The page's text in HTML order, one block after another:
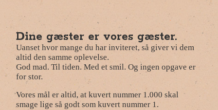
Dine gæster er vores gæster.
Uanset hvor mange du har inviteret, så giver vi dem
altid den samme oplevelse.
God mad. Til tiden. Med et smil. Og ingen opgave er
for stor.
Vores mål er altid, at kuvert nummer 1.000 skal
smage lige så godt som kuvert nummer 1.